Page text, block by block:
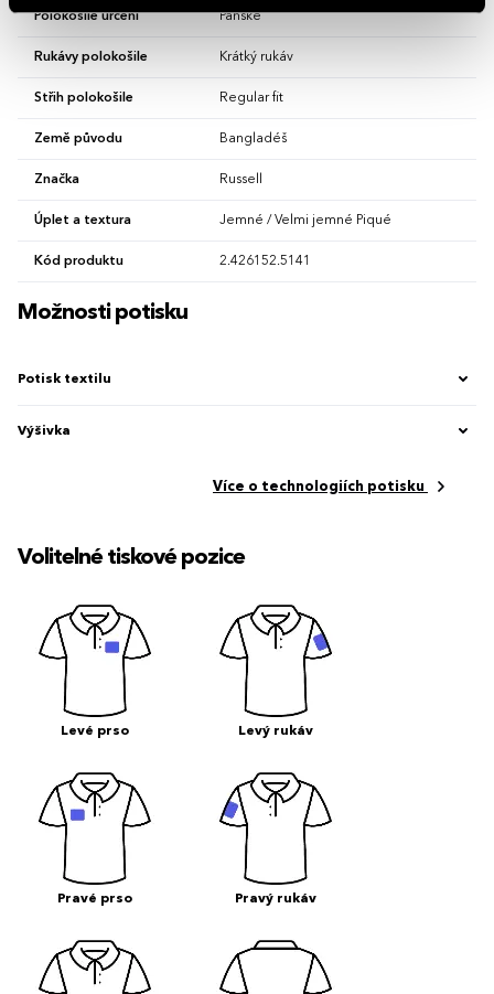
Polokošile určení Pánské
Rukávy polokošile Krátký rukáv
Střih polokošile Regular fit
Země původu Bangladéš
Značka Russell
Úplet a textura Jemné / Velmi jemné Piqué
Kód produktu 2.426152.5141
Možnosti potisku
Potisk textilu
Výšivka
Více o technologiích potisku
Volitelné tiskové pozice
Levé prso Levý rukáv
Pravé prso Pravý rukáv